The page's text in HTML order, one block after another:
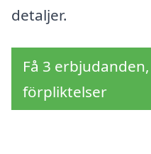
detaljer.
Få 3
förpliktelser